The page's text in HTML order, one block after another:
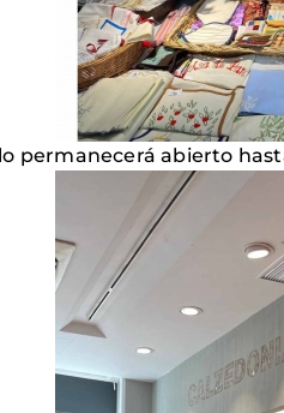
permanecerá abierto